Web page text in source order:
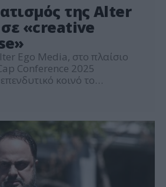
της Alter
«creative
Ego Media, στο πλαίσιο
Conference 2025
κοινό το
του επενδυτικού
μέσω της
στο Χρηματιστήριο
η Alter Ego […]